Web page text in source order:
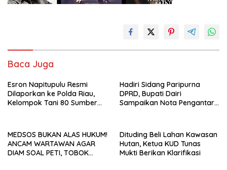
Baca Juga
Esron Napitupulu Resmi
Dilaporkan ke Polda Riau,
Kelompok Tani 80 Sumber
Hadiri Sidang Paripurna
DPRD, Bupati Dairi
Sampaikan Nota Pengantar
MEDSOS BUKAN ALAS HUKUM!
ANCAM WARTAWAN AGAR
DIAM SOAL PETI, TOBOK
Dituding Beli Lahan Kawasan
Hutan, Ketua KUD Tunas
Mukti Berikan Klarifikasi